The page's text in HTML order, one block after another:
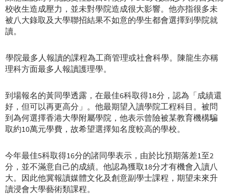
校收生造成壓力，並未對學院造成很大影響。他亦指很多未
被八大錄取及大學聯招結果不如意的學生都會選擇到學院就
讀。
學院最多人報讀的課程為工商管理或社會科學。陳龍生亦稱
理科方面最多人報讀護理學。
到場報名的黃同學透露，在最佳6科取得18分，認為「成績還
好，但可以再更高分」。他最期望入讀學院工程科目。被問
到為何選擇香港大學附屬學院，他表示曾險被某教育機構騙
取約10萬元學費，故希望選擇知名度較高的學校。
今年最佳5科取得16分的諸同學表示，由於比預期落差1至2
分，並不滿意自己的成績。他認為獲取18分才有機會入讀八
大。因此他冀報讀媒體文化及創意副學士課程，期望未來升
讀浸會大學藝術類課程。